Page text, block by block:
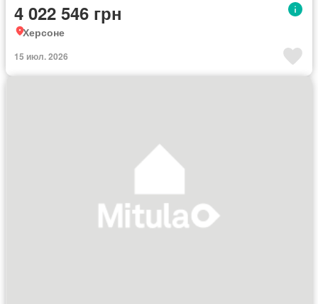
4 022 546 грн
Херсоне
15 июл. 2026